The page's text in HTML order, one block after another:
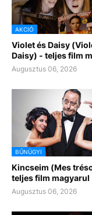
AKCIÓ
Violet és Daisy
Daisy) - teljes film
Augusztus 06, 2026
BŰNÜGYI
Kincseim (Mes
teljes film magyarul
Augusztus 06, 2026